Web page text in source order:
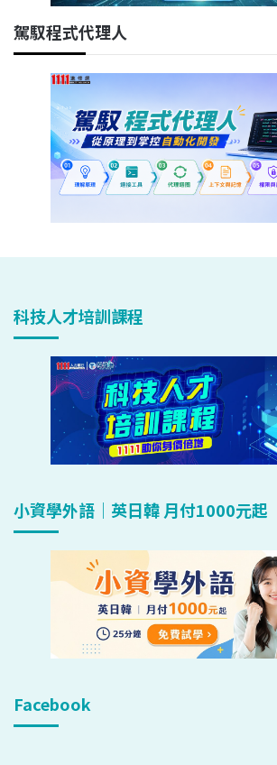
駕馭程式代理人
科技人才培訓課程
小資學外語｜英日韓 月付1000元起
Facebook